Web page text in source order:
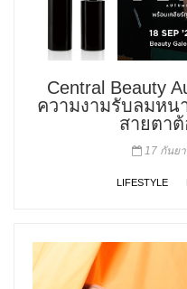
Central Beauty
ความงามรับลมหน
สายตาต้
17 กันยา
LIFESTYLE